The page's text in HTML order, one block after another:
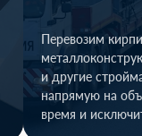
Перевозим
и другие
напрямую на
время и